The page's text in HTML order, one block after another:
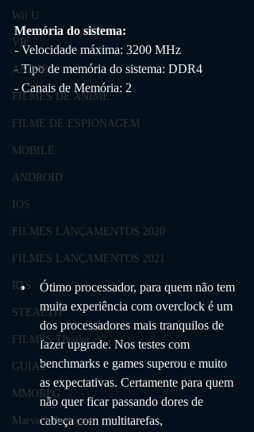
Wii U
VR
ANIME
FILMES DE ANIME
FILME DE ESPIONAGEM
MOBILE
ANDROID
IOS
FILMES LANÇAMENTOS 2020
FILMES LANÇAMENTOS 2021
RTS
STEALTH
FILMES Thriller
GUIAS
MMORPG
Marvel's Avengers
Memória do sistema:
- Velocidade máxima: 3200 MHz
- Tipo de memória do sistema: DDR4
- Canais de Memória: 2
Ótimo processador, para quem não tem
muita experiência com overclock é um
dos processadores mais tranquilos de
fazer upgrade. Nos testes com
benchmarks e games superou e muito
as expectativas. Certamente para quem
não quer ficar passando dores de
cabeça com multitarefas,